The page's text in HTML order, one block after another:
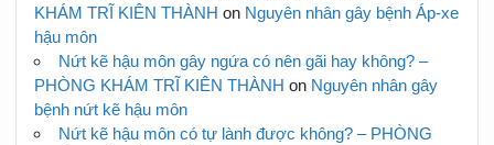
KHÁM TRĨ KIÊN THÀNH on Nguyên nhân gây bệnh Áp-xe
hậu môn
Nứt kẽ hậu môn gây ngứa có nên gãi hay không? –
PHÒNG KHÁM TRĨ KIÊN THÀNH on Nguyên nhân gây
bệnh nứt kẽ hậu môn
Nứt kẽ hậu môn có tự lành được không? – PHÒNG